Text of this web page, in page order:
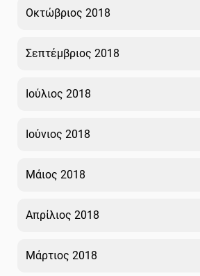
Οκτώβριος 2018
Σεπτέμβριος 2018
Ιούλιος 2018
Ιούνιος 2018
Μάιος 2018
Απρίλιος 2018
Μάρτιος 2018